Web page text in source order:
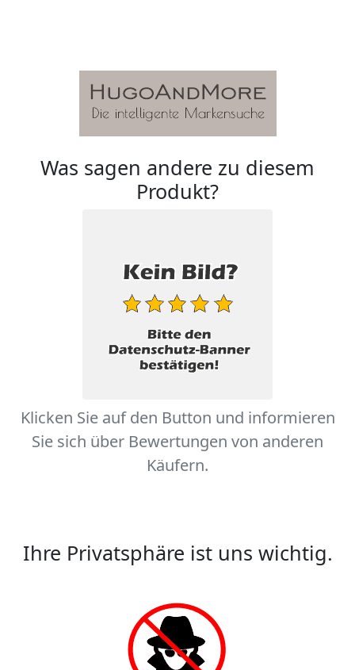
Was sagen andere zu diesem
Produkt?
Klicken Sie auf den Button und informieren
Sie sich über Bewertungen von anderen
Käufern.
Ihre Privatsphäre ist uns wichtig.